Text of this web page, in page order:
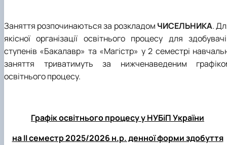
Заняття розпочинаються за розкладом ЧИСЕЛЬНИКА.
якісної організації освітнього процесу для
ступенів «Бакалавр» та «Магістр» у 2 семестрі
заняття триватимуть за нижченаведеним
освітнього процесу.
Графік освітнього процесу у НУБіП України
на ІІ семестр 2025/2026 н.р. денної форми здобуття